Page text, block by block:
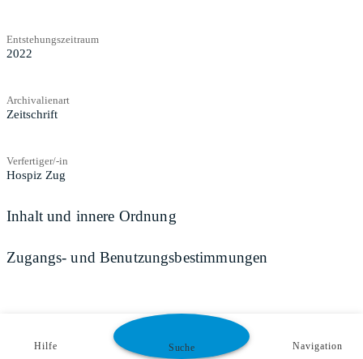
Entstehungszeitraum
2022
Archivalienart
Zeitschrift
Verfertiger/-in
Hospiz Zug
Inhalt und innere Ordnung
Zugangs- und Benutzungsbestimmungen
Hilfe Suche Navigation